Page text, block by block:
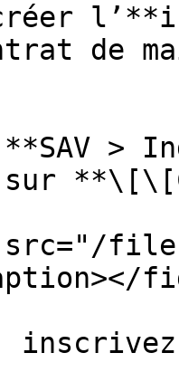
créer
de
>
sur
files/